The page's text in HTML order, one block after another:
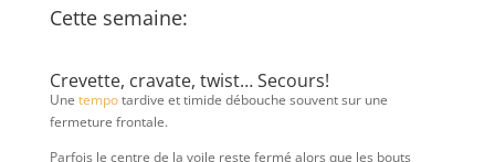
Cette semaine:
Crevette, cravate, twist… Secours!
Une tempotardive et timide débouche souvent sur une
fermeture frontale.
Parfois le centre de la voile reste fermé alors que les bouts